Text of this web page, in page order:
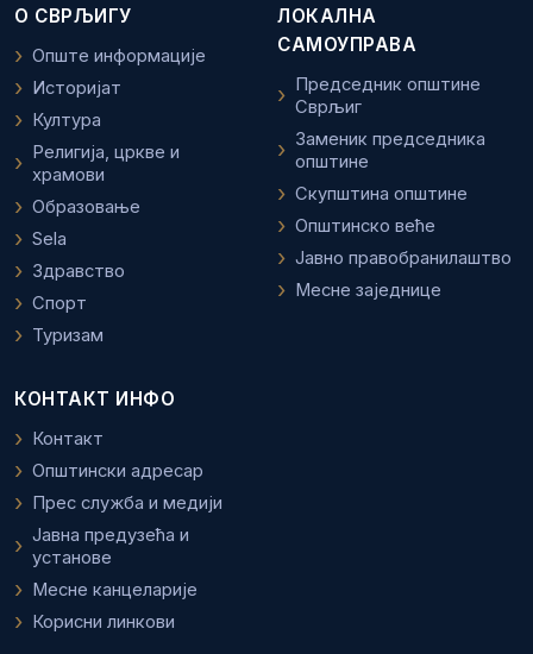
О СВРЉИГУ
Опште информације
Историјат
Култура
Религија, цркве и
храмови
Образовање
Sela
Здравство
Спорт
Туризам
ЛОКАЛНА
САМОУПРАВА
Председник општине
Сврљиг
Заменик председника
општине
Скупштина општине
Општинско веће
Јавно правобранилаштво
Месне заједнице
КОНТАКТ ИНФО
Контакт
Општински адресар
Прес служба и медији
Јавна предузећа и
установе
Месне канцеларије
Корисни линкови